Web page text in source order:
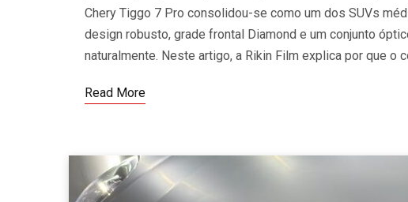
Chery Tiggo 7 Pro consolidou-se como um dos SUVs
design robusto, grade frontal Diamond e um conjunto
naturalmente. Neste artigo, a Rikin Film explica por que o
Read More